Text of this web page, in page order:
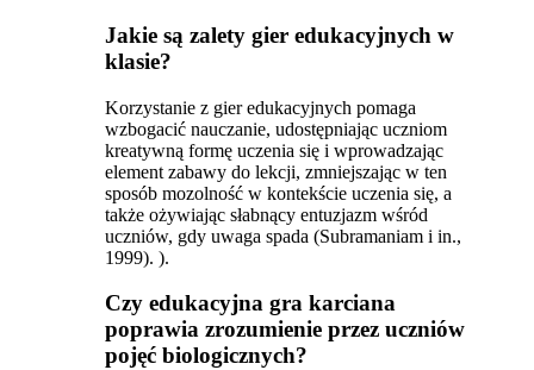
Jakie są zalety gier edukacyjnych w
klasie?
Korzystanie z gier edukacyjnych pomaga
wzbogacić nauczanie, udostępniając uczniom
kreatywną formę uczenia się i wprowadzając
element zabawy do lekcji, zmniejszając w ten
sposób mozolność w kontekście uczenia się, a
także ożywiając słabnący entuzjazm wśród
uczniów, gdy uwaga spada (Subramaniam i in.,
1999). ).
Czy edukacyjna gra karciana
poprawia zrozumienie przez uczniów
pojęć biologicznych?